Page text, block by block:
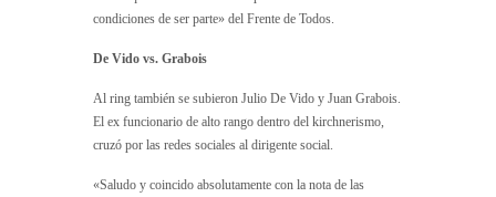
condiciones de ser parte» del Frente de Todos.
De Vido vs. Grabois
Al ring también se subieron Julio De Vido y Juan Grabois.
El ex funcionario de alto rango dentro del kirchnerismo,
cruzó por las redes sociales al dirigente social.
«Saludo y coincido absolutamente con la nota de las